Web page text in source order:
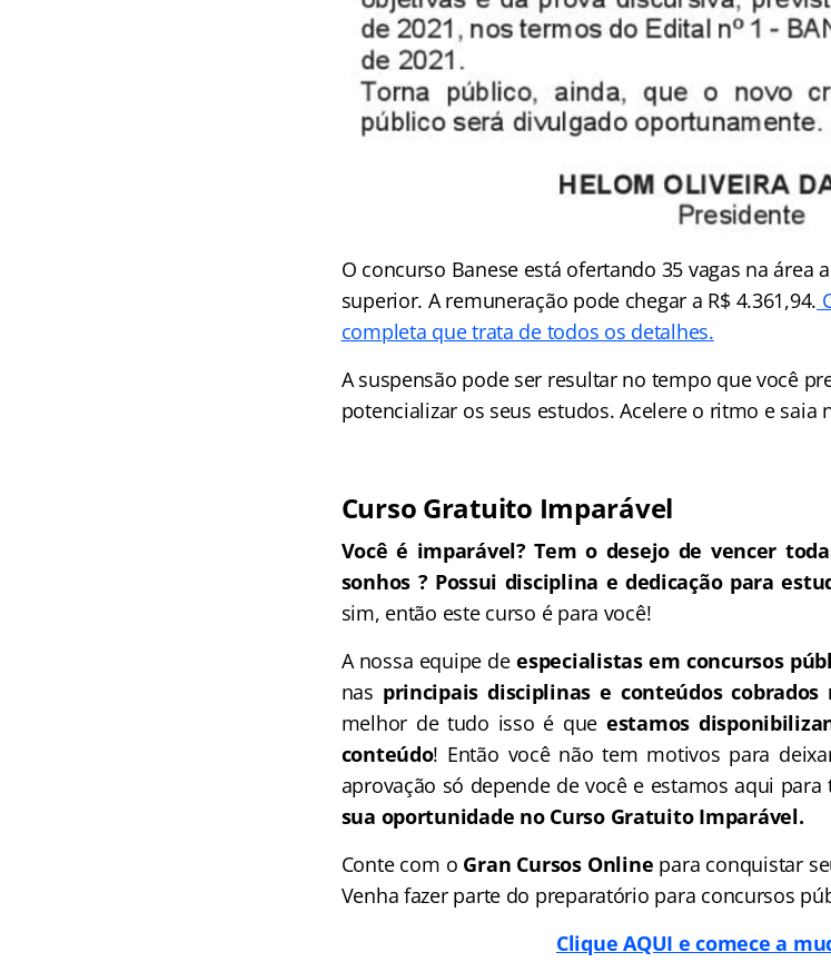
O concurso Banese está ofertando 35 vagas na
superior. A remuneração pode chegar a R$ 4.361,94.
completa que trata de todos os detalhes.
A suspensão pode ser resultar no tempo que você
potencializar os seus estudos. Acelere o ritmo e saia
Curso Gratuito Imparável
Você é imparável? Tem o desejo de vencer
sonhos ? Possui disciplina e dedicação para
sim, então este curso é para você!
A nossa equipe deespecialistas em concursos
nas principais disciplinas e conteúdos
melhor de tudo isso é que estamos
conteúdo! Então você não tem motivos para
aprovação só depende de você e estamos aqui
sua oportunidade no Curso Gratuito Imparável.
Conte com o Gran Cursos Online para conquistar
Venha fazer parte do preparatório para concursos
Clique AQUI e comece a